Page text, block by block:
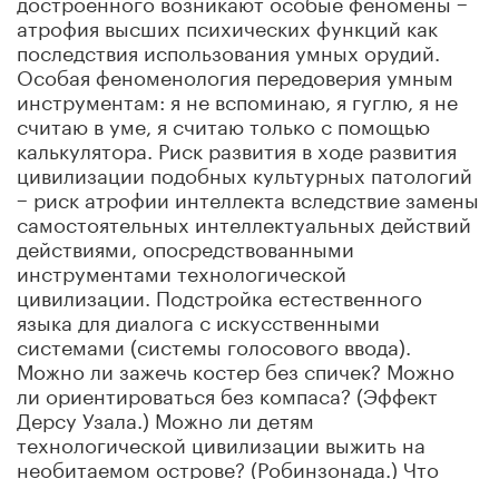
атрофия высших психических функций как
последствия использования умных орудий.
Особая феноменология передоверия умным
инструментам: я не вспоминаю, я гуглю, я не
считаю в уме, я считаю только с помощью
калькулятора. Риск развития в ходе развития
цивилизации подобных культурных патологий
− риск атрофии интеллекта вследствие замены
самостоятельных интеллектуальных действий
действиями, опосредствованными
инструментами технологической
цивилизации. Подстройка естественного
языка для диалога с искусственными
системами (системы голосового ввода).
Можно ли зажечь костер без спичек? Можно
ли ориентироваться без компаса? (Эффект
Дерсу Узала.) Можно ли детям
технологической цивилизации выжить на
необитаемом острове? (Робинзонада.) Что